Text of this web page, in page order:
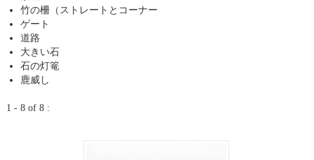
竹の柵（ストレートとコーナー
ゲート
道路
大きい石
石の灯篭
鹿威し
1 - 8 of 8 :